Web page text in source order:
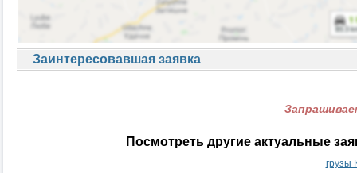
Заинтересовавшая заявка
Посмотреть другие актуальные
грузы